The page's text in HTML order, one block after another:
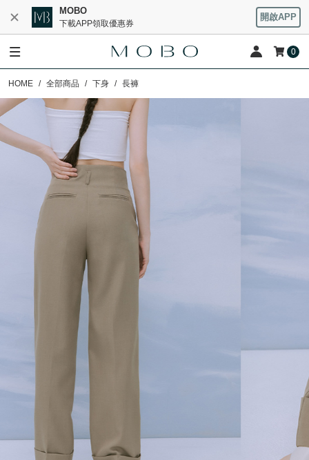
MOBO
下載APP領取優惠券
開啟APP
0
HOME 全部商品 下身 長褲